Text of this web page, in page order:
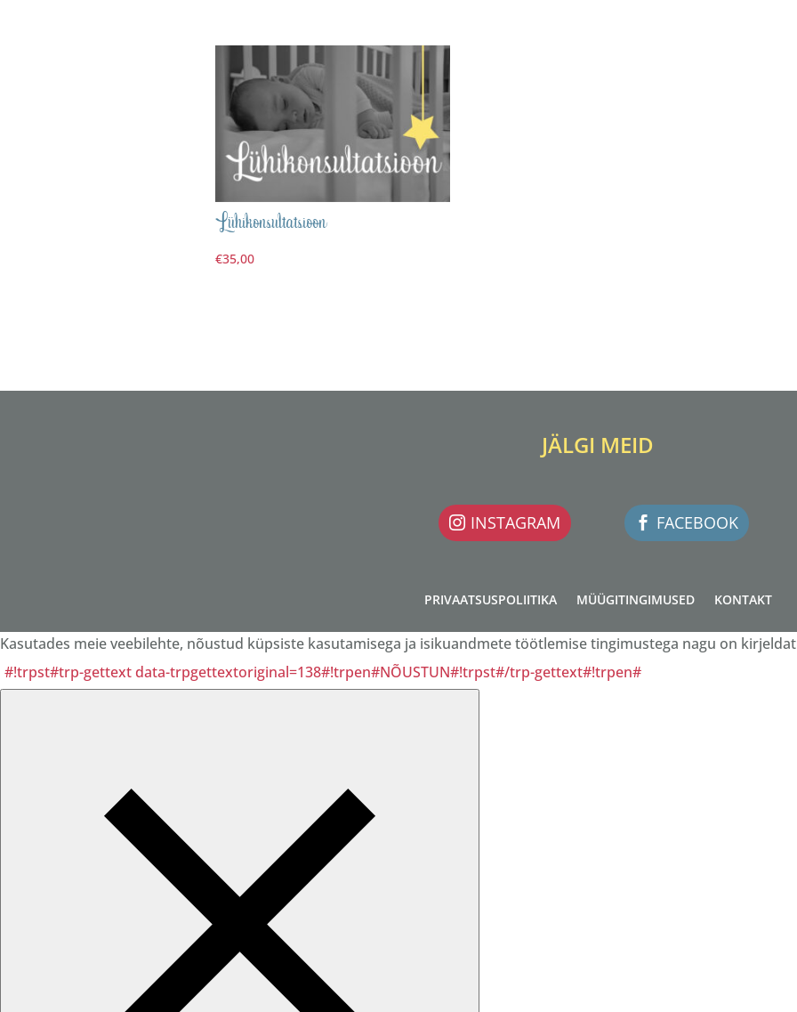
Lühikonsultatsioon
€35,00
JÄLGI MEID
INSTAGRAM FACEBOOK
PRIVAATSUSPOLIITIKA MÜÜGITINGIMUSED KONTAKT
Kasutades meie veebilehte, nõustud küpsiste kasutamisega ja isikuandmete töötlemise tingimustega nagu on
#!trpst#trp-gettext data-trpgettextoriginal=138#!trpen#NÕUSTUN#!trpst#/trp-gettext#!trpen#